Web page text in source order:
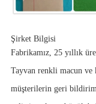
Şirket Bilgisi
Fabrikamız, 25 yıllık
Tayvan renkli macun ve
müşterilerin geri